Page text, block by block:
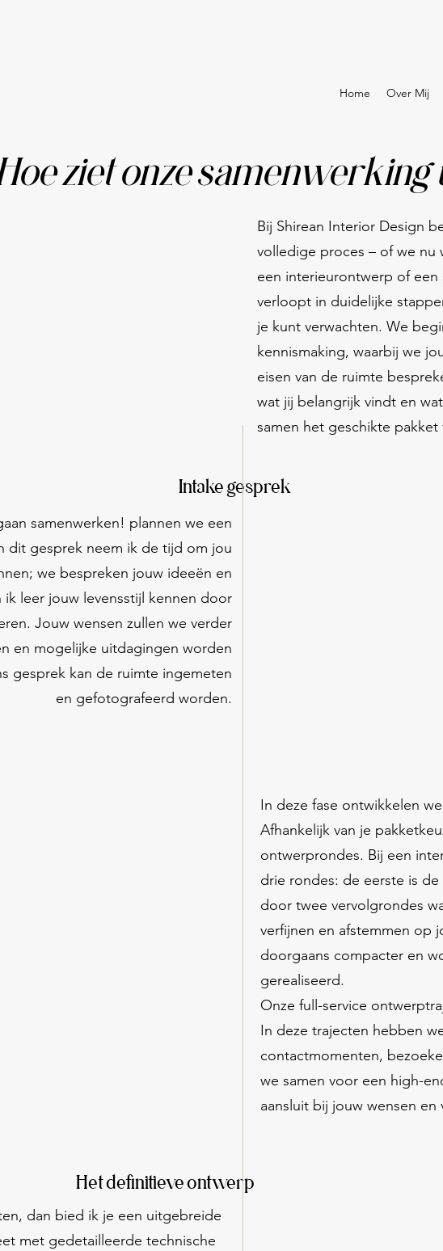
Home Over Mij
ziet onze samenwerking
Bij Shirean Interior Design
volledige proces – of we nu
een interieurontwerp of
verloopt in duidelijke
je kunt verwachten. We
kennismaking, waarbij we
eisen van de ruimte
wat jij belangrijk vindt en
samen het geschikte pakket
Intake gesprek
samenwerken! plannen we een
dit gesprek neem ik de tijd om jou
we bespreken jouw ideeën en
leer jouw levensstijl kennen door
Jouw wensen zullen we verder
en mogelijke uitdagingen worden
gesprek kan de ruimte ingemeten
en gefotografeerd worden.
In deze fase ontwikkelen
Afhankelijk van je
ontwerprondes. Bij een
drie rondes: de eerste is
door twee vervolgrondes
verfijnen en afstemmen op
doorgaans compacter en
gerealiseerd.
Onze full-service
In deze trajecten hebben
contactmomenten,
we samen voor een high-
aansluit bij jouw wensen en
Het definitieve ontwerp
dan bied ik je een uitgebreide
met gedetailleerde technische